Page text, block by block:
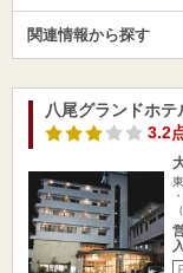
関連情報から探す
八尾グランドホテ
3.2